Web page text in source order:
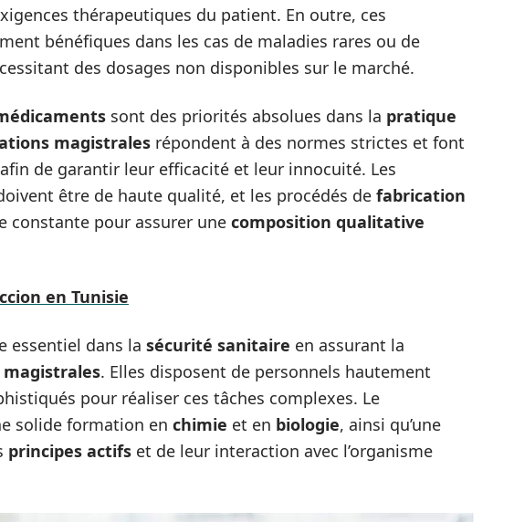
thérapeutiques du patient. En outre, ces
bénéfiques dans les cas de maladies rares ou de
des dosages non disponibles sur le marché.
sont des priorités absolues dans la pratique
magistrales répondent à des normes strictes et font
de garantir leur efficacité et leur innocuité. Les
être de haute qualité, et les procédés de fabrication
constante pour assurer une composition qualitative
en Tunisie
essentiel dans la sécurité sanitaire en assurant la
. Elles disposent de personnels hautement
pour réaliser ces tâches complexes. Le
solide formation en chimie et en biologie, ainsi qu’une
principes actifs et de leur interaction avec l’organisme